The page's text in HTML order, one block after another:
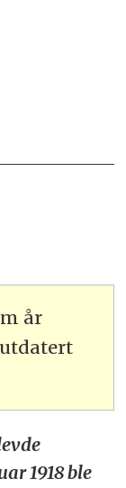
år
1918 ble